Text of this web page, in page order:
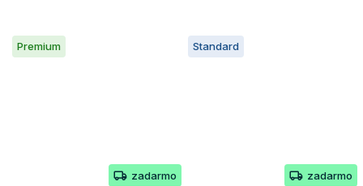
Premium
zadarmo
Standard
zadarmo